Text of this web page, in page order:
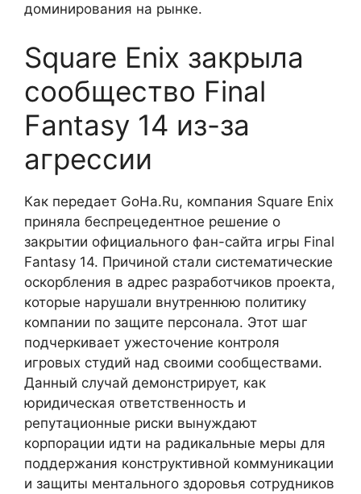
доминирования на рынке.
Square Enix закрыла
сообщество Final
Fantasy 14 из-за
агрессии
Как передает GoHa.Ru, компания Square Enix
приняла беспрецедентное решение о
закрытии официального фан-сайта игры Final
Fantasy 14. Причиной стали систематические
оскорбления в адрес разработчиков проекта,
которые нарушали внутреннюю политику
компании по защите персонала. Этот шаг
подчеркивает ужесточение контроля
игровых студий над своими сообществами.
Данный случай демонстрирует, как
юридическая ответственность и
репутационные риски вынуждают
корпорации идти на радикальные меры для
поддержания конструктивной коммуникации
и защиты ментального здоровья сотрудников